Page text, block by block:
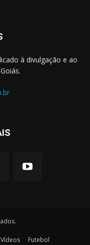
à divulgação e ao
Vídeos Futebol